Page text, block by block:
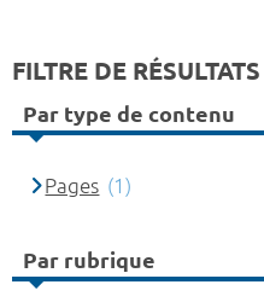
FILTRE DE RÉSULTATS
Par type de contenu
Pages (1)
Par rubrique